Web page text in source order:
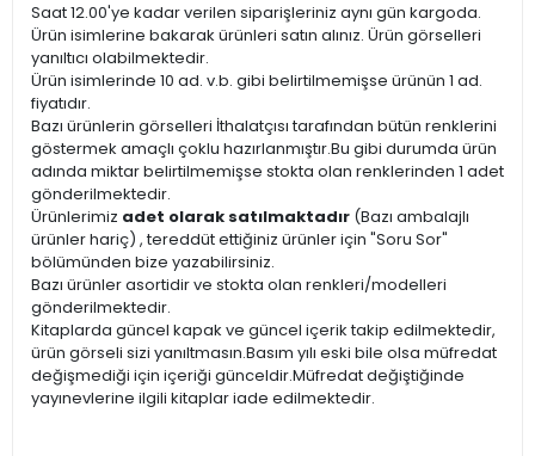
Saat 12.00'ye kadar verilen siparişleriniz aynı gün kargoda.
Ürün isimlerine bakarak ürünleri satın alınız. Ürün görselleri
yanıltıcı olabilmektedir.
Ürün isimlerinde 10 ad. v.b. gibi belirtilmemişse ürünün 1 ad.
fiyatıdır.
Bazı ürünlerin görselleri İthalatçısı tarafından bütün renklerini
göstermek amaçlı çoklu hazırlanmıştır.Bu gibi durumda ürün
adında miktar belirtilmemişse stokta olan renklerinden 1 adet
gönderilmektedir.
Ürünlerimiz adet olarak satılmaktadır (Bazı ambalajlı
ürünler hariç) , tereddüt ettiğiniz ürünler için "Soru Sor"
bölümünden bize yazabilirsiniz.
Bazı ürünler asortidir ve stokta olan renkleri/modelleri
gönderilmektedir.
Kitaplarda güncel kapak ve güncel içerik takip edilmektedir,
ürün görseli sizi yanıltmasın.Basım yılı eski bile olsa müfredat
değişmediği için içeriği günceldir.Müfredat değiştiğinde
yayınevlerine ilgili kitaplar iade edilmektedir.